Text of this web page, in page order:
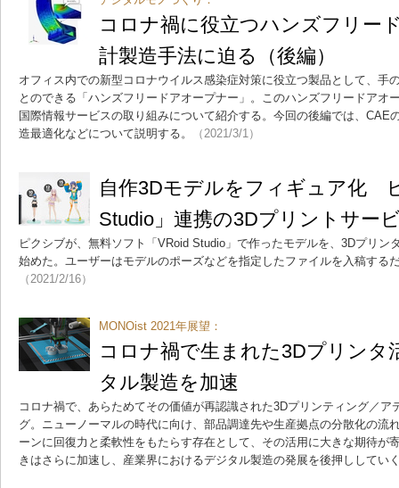
コロナ禍に役立つハンズフリー
計製造手法に迫る（後編）
オフィス内での新型コロナウイルス感染症対策に役立つ製品として、手
とのできる「ハンズフリードアオープナー」。このハンズフリードアオ
国際情報サービスの取り組みについて紹介する。今回の後編では、CAE
造最適化などについて説明する。
（2021/3/1）
自作3Dモデルをフィギュア化
Studio」連携の3Dプリントサー
ピクシブが、無料ソフト「VRoid Studio」で作ったモデルを、3Dプリン
始めた。ユーザーはモデルのポーズなどを指定したファイルを入稿する
（2021/2/16）
MONOist 2021年展望：
コロナ禍で生まれた3Dプリンタ
タル製造を加速
コロナ禍で、あらためてその価値が再認識された3Dプリンティング／ア
グ。ニューノーマルの時代に向け、部品調達先や生産拠点の分散化の流
ーンに回復力と柔軟性をもたらす存在として、その活用に大きな期待が
きはさらに加速し、産業界におけるデジタル製造の発展を後押ししてい